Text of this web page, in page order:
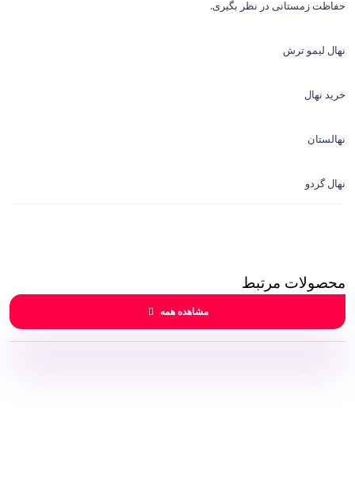
حفاظت زمستانی در نظر بگیری.
نهال لیمو ترش
خرید نهال
نهالستان
نهال گردو
محصولات مرتبط
مشاهده همه